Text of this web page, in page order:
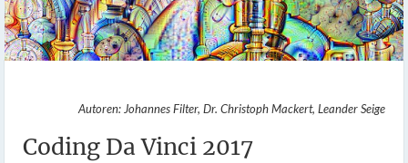
Autoren: Johannes Filter, Dr. Christoph Mackert, Leander Seige
Coding Da Vinci 2017